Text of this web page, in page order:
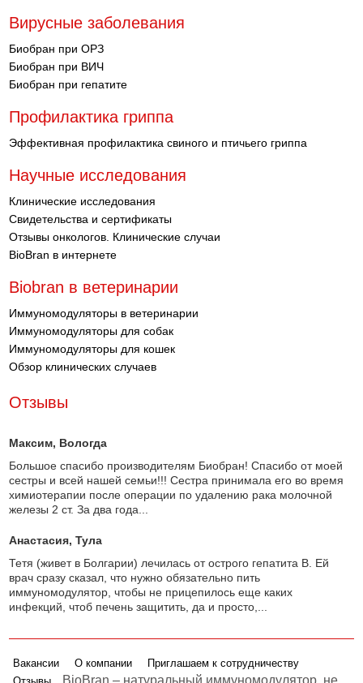
Вирусные заболевания
Биобран при ОРЗ
Биобран при ВИЧ
Биобран при гепатите
Профилактика гриппа
Эффективная профилактика свиного и птичьего гриппа
Научные исследования
Клинические исследования
Свидетельства и сертификаты
Отзывы онкологов. Клинические случаи
BioBran в интернете
Biobran в ветеринарии
Иммуномодуляторы в ветеринарии
Иммуномодуляторы для собак
Иммуномодуляторы для кошек
Обзор клинических случаев
Отзывы
Максим, Вологда
Большое спасибо производителям Биобран! Спасибо от моей
сестры и всей нашей семьи!!! Сестра принимала его во время
химиотерапии после операции по удалению рака молочной
железы 2 ст. За два года...
Анастасия, Тула
Тетя (живет в Болгарии) лечилась от острого гепатита В. Ей
врач сразу сказал, что нужно обязательно пить
иммуномодулятор, чтобы не прицепилось еще каких
инфекций, чтоб печень защитить, да и просто,...
Вакансии О компании
Приглашаем к сотрудничеству
BioBran – натуральный иммуномодулятор, не